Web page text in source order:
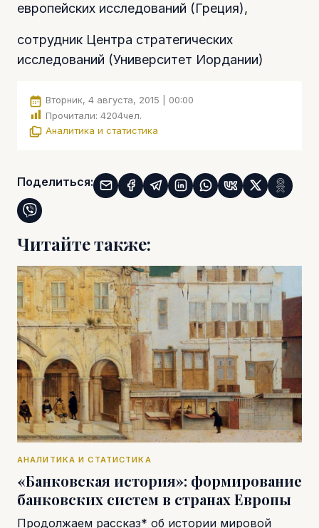
европейских исследований (Греция),
сотрудник Центра стратегических
исследований (Университет Иордании)
Вторник, 4 августа, 2015 | 00:00
Прочитали: 4204чел.
Аналитика и статистика
Поделиться:
Читайте также:
АНАЛИТИКА И СТАТИСТИКА
«Банковская история»: формирование
банковских систем в странах Европы
Продолжаем рассказ* об истории мировой